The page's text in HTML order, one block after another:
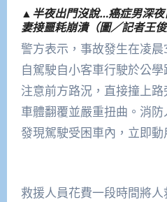
▲半夜出門沒說…癌症男深夜
妻接噩耗崩潰（圖／記者王俊
警方表示，事故發生在凌
自駕駛自小客車行駛於公
注意前方路況，直接撞上
車體翻覆並嚴重扭曲。消防
發現駕駛受困車內，立即動
救援人員花費一段時間將